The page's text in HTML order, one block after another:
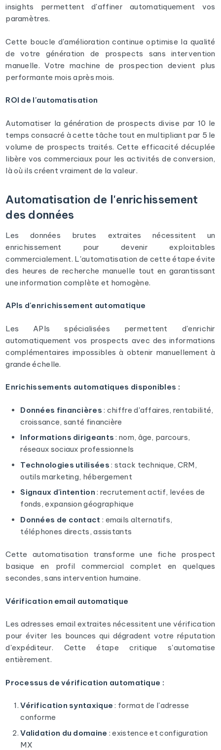
insights permettent d'affiner automatiquement vos
paramètres.
Cette boucle d'amélioration continue optimise la qualité
de votre génération de prospects sans intervention
manuelle. Votre machine de prospection devient plus
performante mois après mois.
ROI de l'automatisation
Automatiser la génération de prospects divise par 10 le
temps consacré à cette tâche tout en multipliant par 5 le
volume de prospects traités. Cette efficacité décuplée
libère vos commerciaux pour les activités de conversion,
là où ils créent vraiment de la valeur.
Automatisation de l'enrichissement
des données
Les données brutes extraites nécessitent un
enrichissement pour devenir exploitables
commercialement. L'automatisation de cette étape évite
des heures de recherche manuelle tout en garantissant
une information complète et homogène.
APIs d'enrichissement automatique
Les APIs spécialisées permettent d'enrichir
automatiquement vos prospects avec des informations
complémentaires impossibles à obtenir manuellement à
grande échelle.
Enrichissements automatiques disponibles :
Données financières : chiffre d'affaires, rentabilité,
croissance, santé financière
Informations dirigeants : nom, âge, parcours,
réseaux sociaux professionnels
Technologies utilisées : stack technique, CRM,
outils marketing, hébergement
Signaux d'intention : recrutement actif, levées de
fonds, expansion géographique
Données de contact : emails alternatifs,
téléphones directs, assistants
Cette automatisation transforme une fiche prospect
basique en profil commercial complet en quelques
secondes, sans intervention humaine.
Vérification email automatique
Les adresses email extraites nécessitent une vérification
pour éviter les bounces qui dégradent votre réputation
d'expéditeur. Cette étape critique s'automatise
entièrement.
Processus de vérification automatique :
Vérification syntaxique : format de l'adresse
conforme
Validation du domaine : existence et configuration
MX